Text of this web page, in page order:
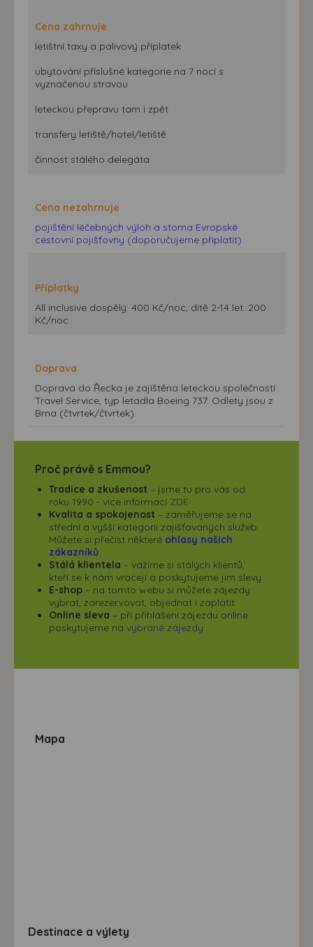
Cena zahrnuje
letištní taxy a palivový příplatek
ubytování příslušné kategorie na 7 nocí s
vyznačenou stravou
leteckou přepravu tam i zpět
transfery letiště/hotel/letiště
činnost stálého delegáta
Cena nezahrnuje
pojištění léčebných výloh a storna Evropské
cestovní pojišťovny (doporučujeme připlatit)
Příplatky
All inclusive dospělý: 400 Kč/noc, dítě 2-14 let: 200
Kč/noc
Doprava
Doprava do Řecka je zajištěna leteckou společností
Travel Service, typ letadla Boeing 737. Odlety jsou z
Brna (čtvrtek/čtvrtek).
Proč právě s Emmou?
Tradice a zkušenost – jsme tu pro vás od
roku 1990 - více informací ZDE
Kvalita a spokojenost – zaměřujeme se na
střední a vyšší kategorii zajišťovaných služeb.
Můžete si přečíst některé ohlasy našich
zákazníků.
Stálá klientela – vážíme si stálých klientů,
kteří se k nám vracejí a poskytujeme jim slevy
E-shop – na tomto webu si můžete zájezdy
vybrat, zarezervovat, objednat i zaplatit
Online sleva – při přihlášení zájezdu online
poskytujeme na vybrané zájezdy
Mapa
Destinace a výlety